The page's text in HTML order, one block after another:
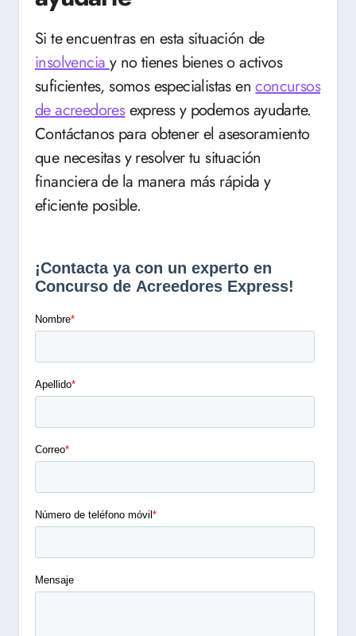
Si te encuentras en esta situación de
insolvencia y no tienes bienes o activos
suficientes, somos especialistas enconcursos
de acreedoresexpress y podemos ayudarte.
Contáctanos para obtener el asesoramiento
que necesitas y resolver tu situación
financiera de la manera más rápida y
eficiente posible.